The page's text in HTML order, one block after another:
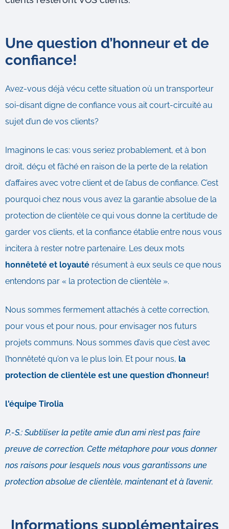
Une question d’honneur et de
confiance!
Avez-vous déjà vécu cette situation où un transporteur
soi-disant digne de confiance vous ait court-circuité au
sujet d’un de vos clients?
Imaginons le cas: vous seriez probablement, et à bon
droit, déçu et fâché en raison de la perte de la relation
d’affaires avec votre client et de l’abus de confiance. C’est
pourquoi chez nous vous avez la garantie absolue de la
protection de clientèle ce qui vous donne la certitude de
garder vos clients, et la confiance établie entre nous vous
incitera à rester notre partenaire. Les deux mots
honnêteté et loyauté résument à eux seuls ce que nous
entendons par « la protection de clientèle ».
Nous sommes fermement attachés à cette correction,
pour vous et pour nous, pour envisager nos futurs
projets communs. Nous sommes d’avis que c’est avec
l’honnêteté qu’on va le plus loin. Et pour nous, la
protection de clientèle est une question d’honneur!
l'équipe Tirolia
P.-S.: Subtiliser la petite amie d’un ami n’est pas faire
preuve de correction. Cette métaphore pour vous donner
nos raisons pour lesquels nous vous garantissons une
protection absolue de clientèle, maintenant et à l’avenir.
Informations supplémentaires